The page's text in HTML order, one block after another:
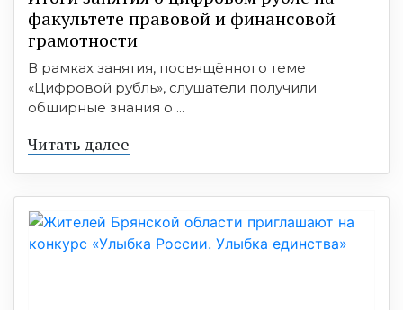
факультете правовой и финансовой
грамотности
В рамках занятия, посвящённого теме
«Цифровой рубль», слушатели получили
обширные знания о ...
Читать далее